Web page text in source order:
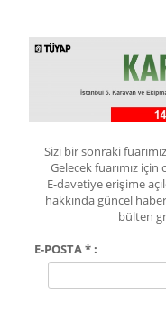
Sizi bir sonraki
Gelecek fuarımız
E-davetiye erişime
hakkında güncel
bülten
E-POSTA * :